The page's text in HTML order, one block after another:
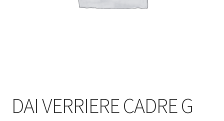
DAI VERRIERE CADRE G